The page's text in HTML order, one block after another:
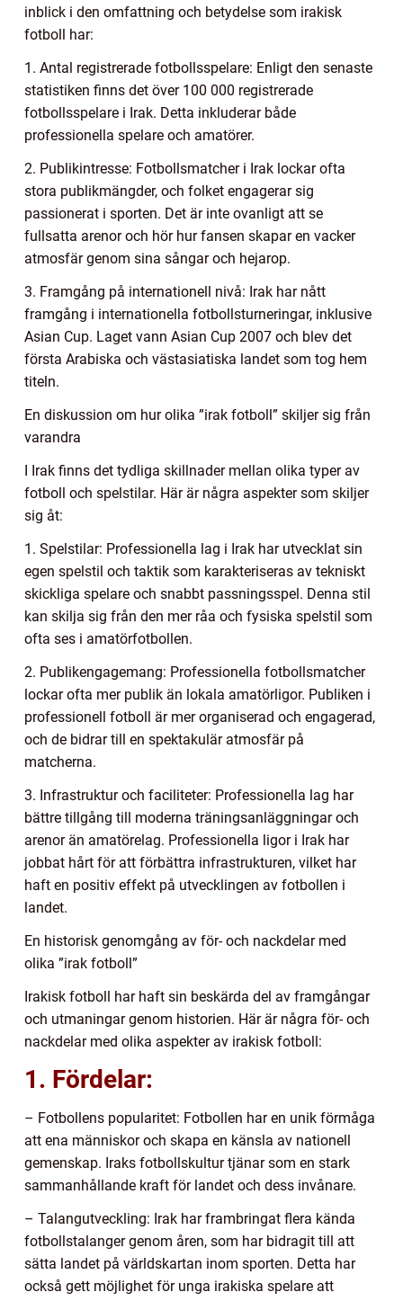
inblick i den omfattning och betydelse som irakisk
fotboll har:
1. Antal registrerade fotbollsspelare: Enligt den senaste
statistiken finns det över 100 000 registrerade
fotbollsspelare i Irak. Detta inkluderar både
professionella spelare och amatörer.
2. Publikintresse: Fotbollsmatcher i Irak lockar ofta
stora publikmängder, och folket engagerar sig
passionerat i sporten. Det är inte ovanligt att se
fullsatta arenor och hör hur fansen skapar en vacker
atmosfär genom sina sångar och hejarop.
3. Framgång på internationell nivå: Irak har nått
framgång i internationella fotbollsturneringar, inklusive
Asian Cup. Laget vann Asian Cup 2007 och blev det
första Arabiska och västasiatiska landet som tog hem
titeln.
En diskussion om hur olika ”irak fotboll” skiljer sig från
varandra
I Irak finns det tydliga skillnader mellan olika typer av
fotboll och spelstilar. Här är några aspekter som skiljer
sig åt:
1. Spelstilar: Professionella lag i Irak har utvecklat sin
egen spelstil och taktik som karakteriseras av tekniskt
skickliga spelare och snabbt passningsspel. Denna stil
kan skilja sig från den mer råa och fysiska spelstil som
ofta ses i amatörfotbollen.
2. Publikengagemang: Professionella fotbollsmatcher
lockar ofta mer publik än lokala amatörligor. Publiken i
professionell fotboll är mer organiserad och engagerad,
och de bidrar till en spektakulär atmosfär på
matcherna.
3. Infrastruktur och faciliteter: Professionella lag har
bättre tillgång till moderna träningsanläggningar och
arenor än amatörelag. Professionella ligor i Irak har
jobbat hårt för att förbättra infrastrukturen, vilket har
haft en positiv effekt på utvecklingen av fotbollen i
landet.
En historisk genomgång av för- och nackdelar med
olika ”irak fotboll”
Irakisk fotboll har haft sin beskärda del av framgångar
och utmaningar genom historien. Här är några för- och
nackdelar med olika aspekter av irakisk fotboll:
1. Fördelar:
– Fotbollens popularitet: Fotbollen har en unik förmåga
att ena människor och skapa en känsla av nationell
gemenskap. Iraks fotbollskultur tjänar som en stark
sammanhållande kraft för landet och dess invånare.
– Talangutveckling: Irak har frambringat flera kända
fotbollstalanger genom åren, som har bidragit till att
sätta landet på världskartan inom sporten. Detta har
också gett möjlighet för unga irakiska spelare att